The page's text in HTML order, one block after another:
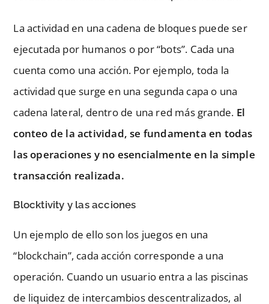
La actividad en una cadena de bloques puede ser
ejecutada por humanos o por “bots”. Cada una
cuenta como una acción. Por ejemplo, toda la
actividad que surge en una segunda capa o una
cadena lateral, dentro de una red más grande. El
conteo de la actividad, se fundamenta en todas
las operaciones y no esencialmente en la simple
transacción realizada.
Blocktivity y las acciones
Un ejemplo de ello son los juegos en una
“blockchain”, cada acción corresponde a una
operación. Cuando un usuario entra a las piscinas
de liquidez de intercambios descentralizados, al